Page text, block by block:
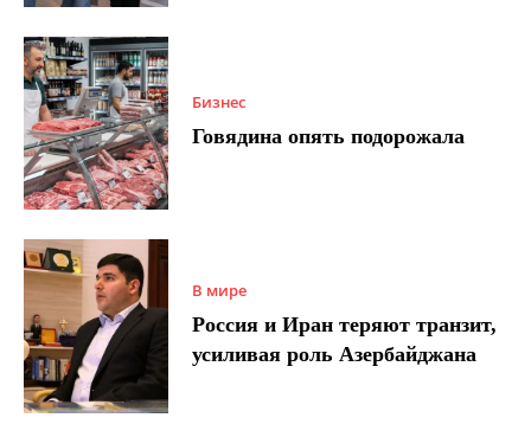
Бизнес
Говядина опять подорожала
В мире
Россия и Иран теряют транзит,
усиливая роль Азербайджана